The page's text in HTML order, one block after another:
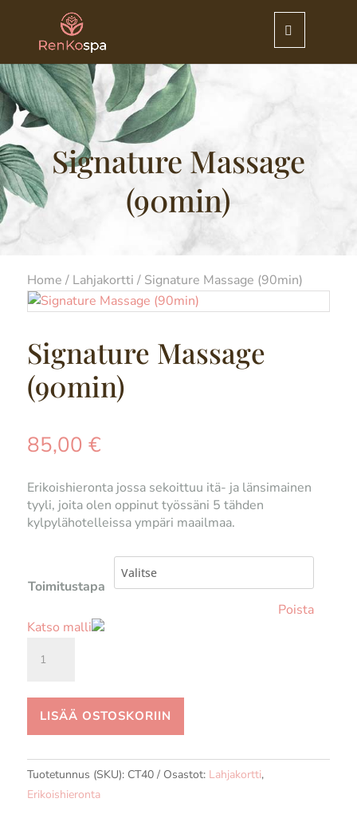
Signature Massage
(90min)
Home / Lahjakortti / Signature Massage (90min)
Signature Massage
(90min)
85,00 €
Erikoishieronta jossa sekoittuu itä- ja länsimainen
tyyli, joita olen oppinut työssäni 5 tähden
kylpylähotelleissa ympäri maailmaa.
Toimitustapa
Poista
Katso malli
Massage
LISÄÄ OSTOSKORIIN
Tuotetunnus (SKU): CT40 Osastot: Lahjakortti,
Erikoishieronta